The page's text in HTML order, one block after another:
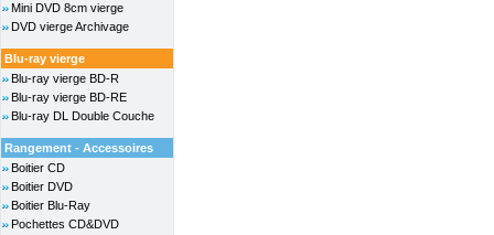
Mini DVD 8cm vierge
DVD vierge Archivage
Blu-ray vierge
Blu-ray vierge BD-R
Blu-ray vierge BD-RE
Blu-ray DL Double Couche
Rangement - Accessoires
Boitier CD
Boitier DVD
Boitier Blu-Ray
Pochettes CD&DVD